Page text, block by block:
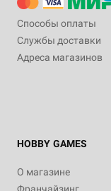
Способы оплаты
Службы доставки
Адреса магазинов
HOBBY GAMES
О магазине